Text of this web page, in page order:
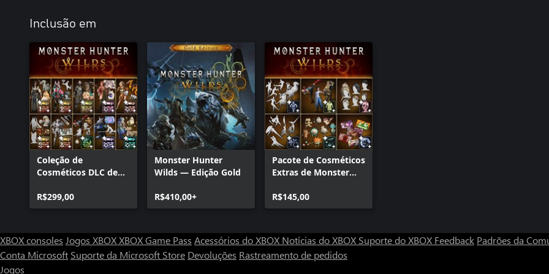
Inclusão em
Coleção de
Cosméticos DLC de
Wilds
R$299,00
Monster Hunter
Wilds — Edição Gold
R$410,00+
Pacote de Cosméticos
Extras de Monster
R$145,00
XBOX consoles Jogos XBOXXBOX Game Pass Acessórios do XBOX Notícias do XBOX Suporte do XBOX Feedback Padrões da
Conta Microsoft Suporte da Microsoft Store Devoluções Rastreamento de pedidos
Jogos